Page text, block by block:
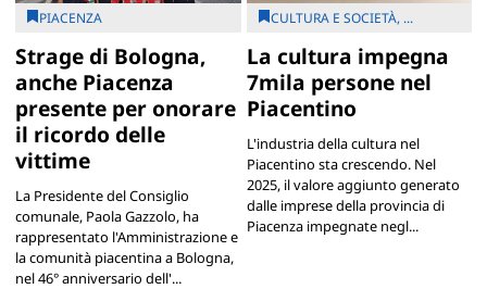
PIACENZA
Strage di Bologna,
anche Piacenza
presente per onorare
il ricordo delle
vittime
La Presidente del Consiglio
comunale, Paola Gazzolo, ha
rappresentato l'Amministrazione e
la comunità piacentina a Bologna,
nel 46° anniversario dell'...
CULTURA E SOCIETÀ, ...
La cultura impegna
7mila persone nel
Piacentino
L'industria della cultura nel
Piacentino sta crescendo. Nel
2025, il valore aggiunto generato
dalle imprese della provincia di
Piacenza impegnate negl...